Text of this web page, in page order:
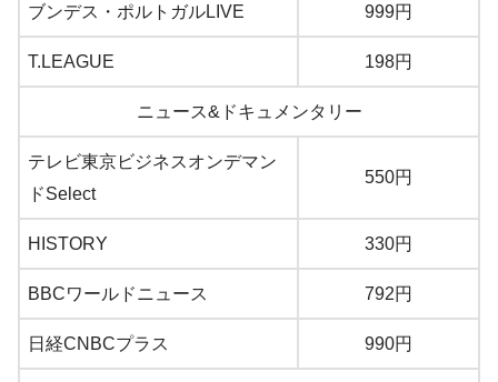
ブンデス・ポルトガルLIVE 999円
T.LEAGUE 198円
ニュース&ドキュメンタリー
テレビ東京ビジネスオンデマン
ドSelect
550円
HISTORY 330円
BBCワールドニュース 792円
日経CNBCプラス 990円